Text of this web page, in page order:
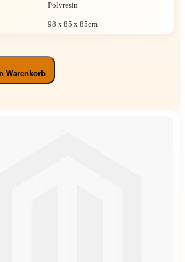
Polyresin
98 x 85 x 85cm
Warenkorb